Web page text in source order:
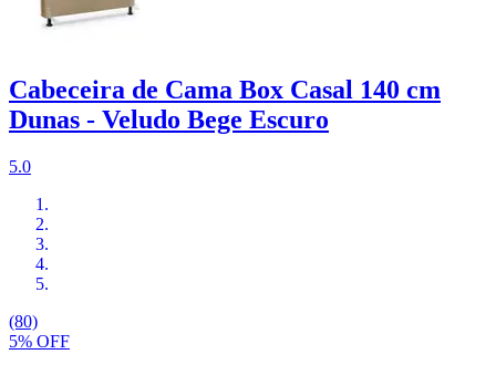
Cabeceira de Cama Box Casal 140 cm
Dunas - Veludo Bege Escuro
5.0
(80)
5% OFF